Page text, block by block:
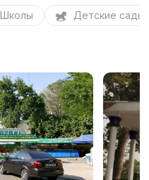
Школы Детские сады